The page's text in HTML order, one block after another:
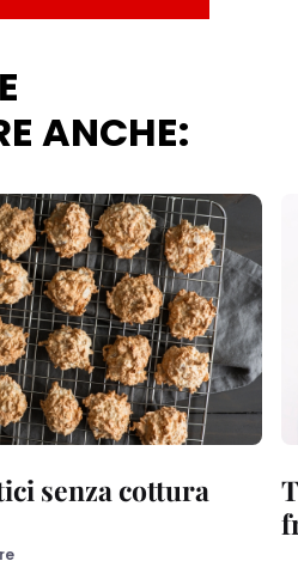
ANCHE:
senza cottura